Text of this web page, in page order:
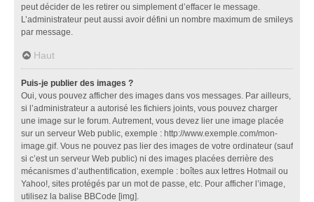
peut décider de les retirer ou simplement d’effacer le message.
L’administrateur peut aussi avoir défini un nombre maximum de smileys
par message.
Haut
Puis-je publier des images ?
Oui, vous pouvez afficher des images dans vos messages. Par ailleurs,
si l’administrateur a autorisé les fichiers joints, vous pouvez charger
une image sur le forum. Autrement, vous devez lier une image placée
sur un serveur Web public, exemple : http://www.exemple.com/mon-
image.gif. Vous ne pouvez pas lier des images de votre ordinateur (sauf
si c’est un serveur Web public) ni des images placées derrière des
mécanismes d’authentification, exemple : boîtes aux lettres Hotmail ou
Yahoo!, sites protégés par un mot de passe, etc. Pour afficher l’image,
utilisez la balise BBCode [img].